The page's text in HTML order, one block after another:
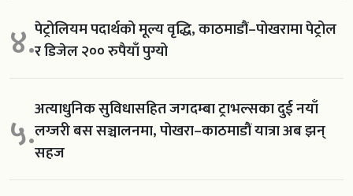
४.पेट्रोलियम पदार्थको मूल्य वृद्धि, काठमाडौं–पोखरामा पेट्रोल
र डिजेल २०० रुपैयाँ पुग्यो
५.अत्याधुनिक सुविधासहित जगदम्बा ट्राभल्सका दुई नयाँ
लग्जरी बस सञ्चालनमा, पोखरा–काठमाडौं यात्रा अब झन्
सहज